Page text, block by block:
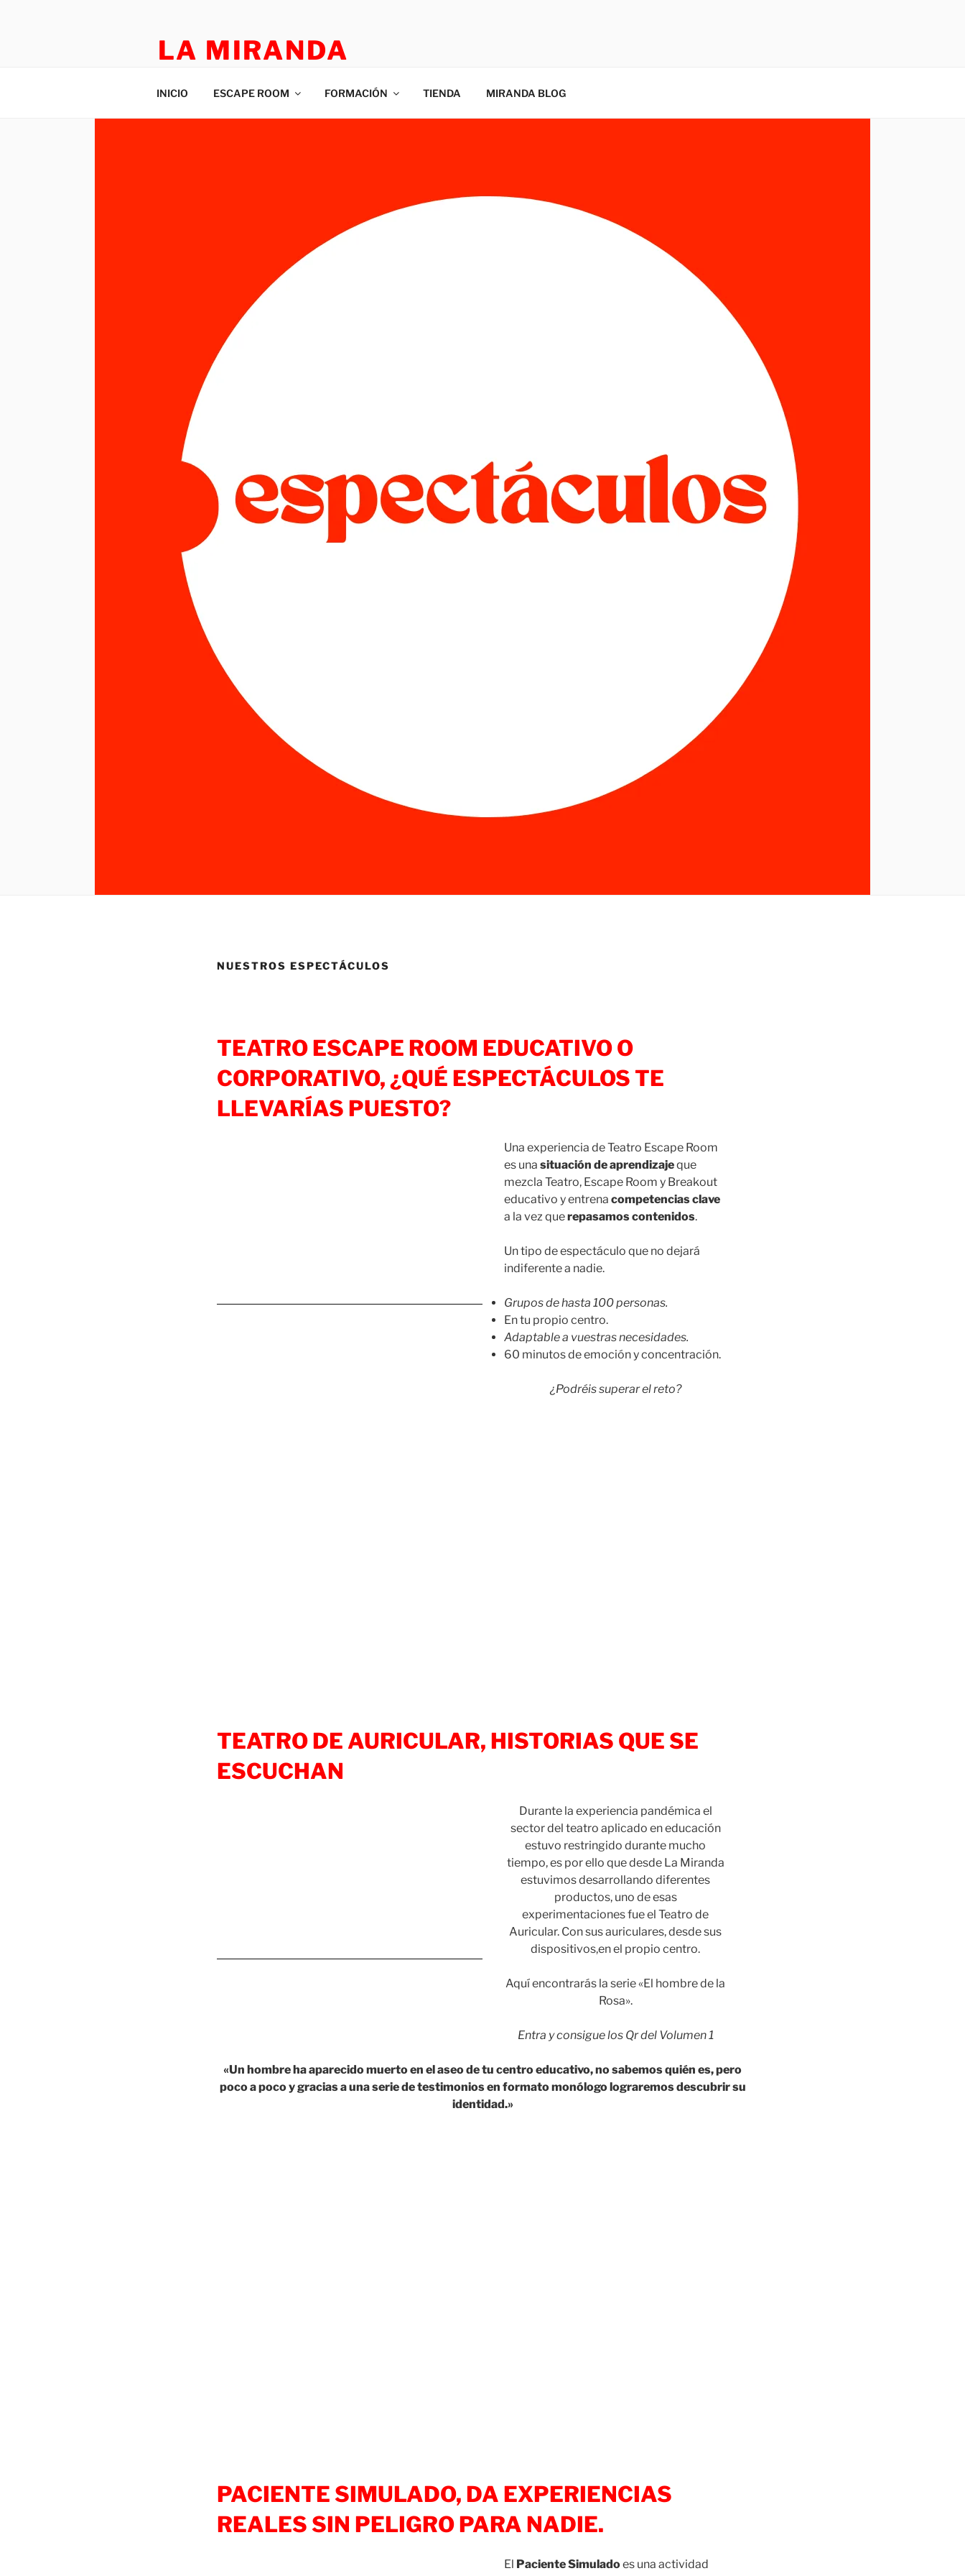
LA MIRANDA
INICIO ESCAPE ROOM FORMACIÓN TIENDA MIRANDA BLOG
NUESTROS ESPECTÁCULOS
TEATRO ESCAPE ROOM EDUCATIVO O
CORPORATIVO, ¿QUÉ ESPECTÁCULOS TE
LLEVARÍAS PUESTO?
Una experiencia de Teatro Escape Room
es una situación de aprendizajeque
mezcla Teatro, Escape Room y Breakout
educativo y entrena competencias clave
a la vez querepasamos contenidos.
Un tipo de espectáculo que no dejará
indiferente a nadie.
Grupos de hasta 100 personas.
En tu propio centro.
Adaptable a vuestras necesidades.
60 minutos de emoción y concentración.
¿Podréis superar el reto?
TEATRO DE AURICULAR, HISTORIAS QUE SE
ESCUCHAN
Durante la experiencia pandémica el
sector del teatro aplicado en educación
estuvo restringido durante mucho
tiempo, es por ello que desde La Miranda
estuvimos desarrollando diferentes
productos, uno de esas
experimentaciones fue el Teatro de
Auricular. Con sus auriculares, desde sus
dispositivos,en el propio centro.
Aquí encontrarás la serie «El hombre de la
Rosa».
Entra y consigue los Qr del Volumen 1
«Un hombre ha aparecido muerto en el aseo de tu centro educativo, no sabemos quién es, pero
poco a poco y gracias a una serie de testimonios en formato monólogo lograremos descubrir su
identidad.»
PACIENTE SIMULADO, DA EXPERIENCIAS
REALES SIN PELIGRO PARA NADIE.
El Paciente Simuladoes una actividad